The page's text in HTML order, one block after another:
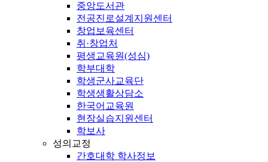
중앙도서관
전공진로설계지원센터
창업보육센터
취·창업처
평생교육원(성심)
학부대학
학생군사교육단
학생생활상담소
한국어교육원
현장실습지원센터
학보사
성의교정
간호대학 학사정보